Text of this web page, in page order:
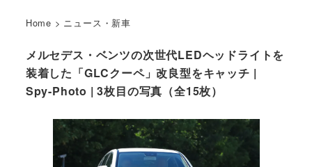
Home > ニュース・新車
メルセデス・ベンツの次世代LEDヘッドライトを
装着した「GLCクーペ」改良型をキャッチ |
Spy-Photo | 3枚目の写真（全15枚）